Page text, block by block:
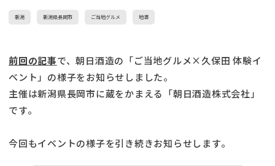
新潟 新潟県長岡市 ご当地グルメ 地酒
前回の記事で、朝日酒造の「ご当地グルメ×久保田 体験イ
ベント」の様子をお知らせしました。
主催は新潟県長岡市に蔵をかまえる「朝日酒造株式会社」
です。
今回もイベントの様子を引き続きお知らせします。